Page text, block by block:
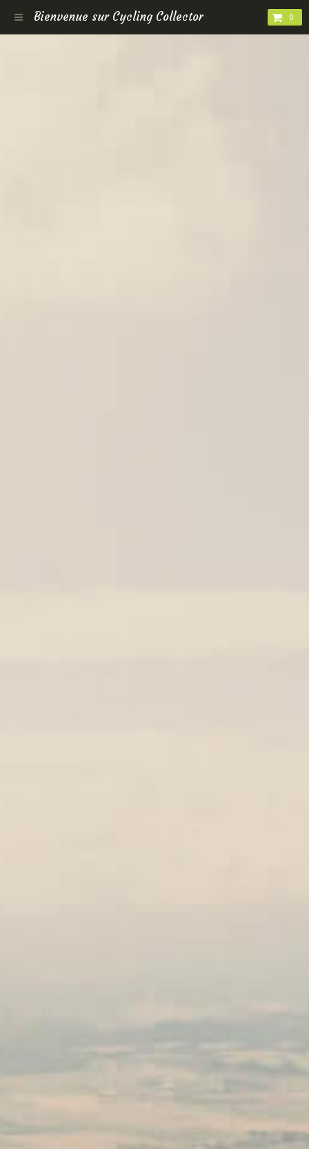
Bienvenue sur Cycling Collector 0